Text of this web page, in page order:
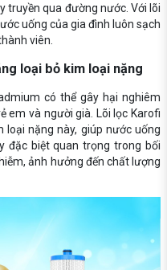
truyền qua đường nước. Với lõi
uống của gia đình luôn sạch
viên.
loại bỏ kim loại nặng
có thể gây hại nghiêm
em và người già. Lõi lọc Karofi
loại nặng này, giúp nước uống
đặc biệt quan trọng trong bối
ảnh hưởng đến chất lượng